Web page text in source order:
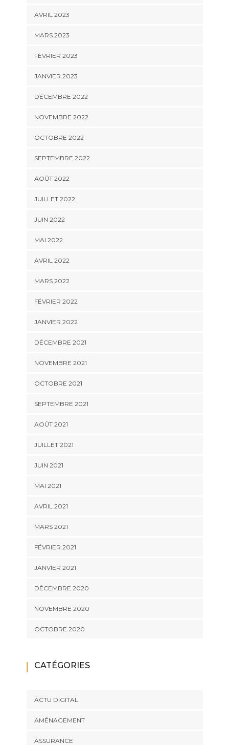
AVRIL 2023
MARS 2023
FÉVRIER 2023
JANVIER 2023
DÉCEMBRE 2022
NOVEMBRE 2022
OCTOBRE 2022
SEPTEMBRE 2022
AOÛT 2022
JUILLET 2022
JUIN 2022
MAI 2022
AVRIL 2022
MARS 2022
FÉVRIER 2022
JANVIER 2022
DÉCEMBRE 2021
NOVEMBRE 2021
OCTOBRE 2021
SEPTEMBRE 2021
AOÛT 2021
JUILLET 2021
JUIN 2021
MAI 2021
AVRIL 2021
MARS 2021
FÉVRIER 2021
JANVIER 2021
DÉCEMBRE 2020
NOVEMBRE 2020
OCTOBRE 2020
CATÉGORIES
ACTU DIGITAL
AMÉNAGEMENT
ASSURANCE